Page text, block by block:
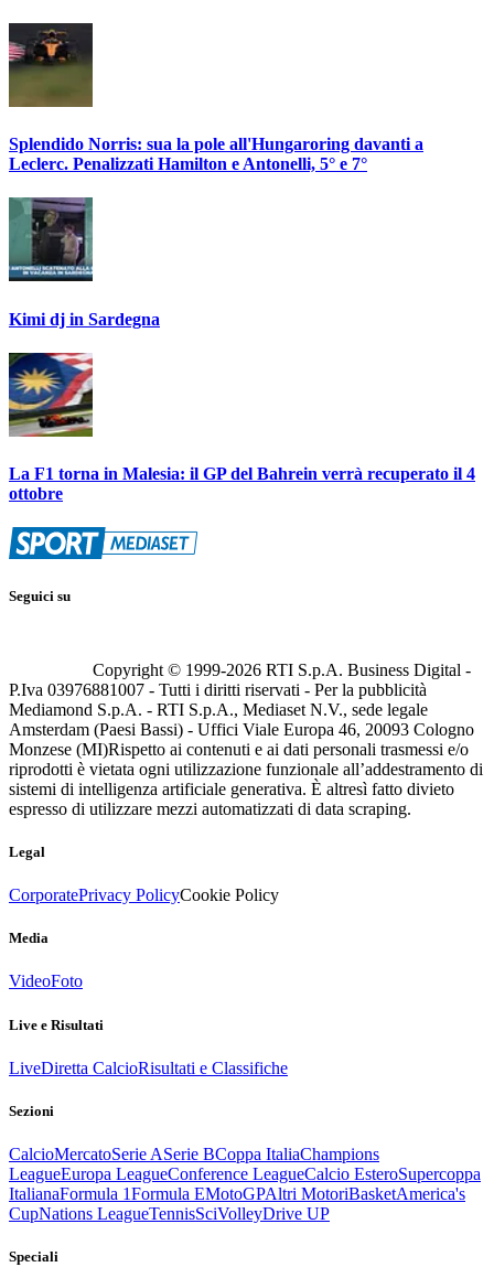
Splendido Norris: sua la pole all'Hungaroring davanti a
Leclerc. Penalizzati Hamilton e Antonelli, 5° e 7°
Kimi dj in Sardegna
La F1 torna in Malesia: il GP del Bahrein verrà recuperato il 4
ottobre
Seguici su
Copyright © 1999-2026 RTI S.p.A. Business Digital -
P.Iva 03976881007 - Tutti i diritti riservati - Per la pubblicità
Mediamond S.p.A. - RTI S.p.A., Mediaset N.V., sede legale
Amsterdam (Paesi Bassi) - Uffici Viale Europa 46, 20093 Cologno
Monzese (MI)Rispetto ai contenuti e ai dati personali trasmessi e/o
riprodotti è vietata ogni utilizzazione funzionale all’addestramento di
sistemi di intelligenza artificiale generativa. È altresì fatto divieto
espresso di utilizzare mezzi automatizzati di data scraping.
Legal
CorporatePrivacy PolicyCookie Policy
Media
VideoFoto
Live e Risultati
LiveDiretta CalcioRisultati e Classifiche
Sezioni
CalcioMercatoSerie ASerie BCoppa ItaliaChampions
LeagueEuropa LeagueConference LeagueCalcio EsteroSupercoppa
ItalianaFormula 1Formula EMotoGPAltri MotoriBasketAmerica's
CupNations LeagueTennisSciVolleyDrive UP
Speciali